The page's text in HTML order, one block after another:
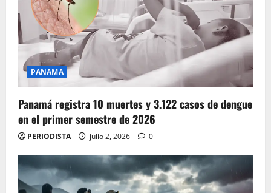
PANAMA
Panamá registra 10 muertes y 3.122 casos de dengue
en el primer semestre de 2026
PERIODISTA julio 2, 2026 0